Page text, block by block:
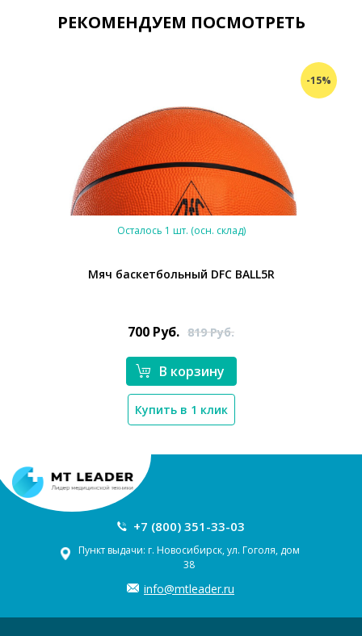
РЕКОМЕНДУЕМ ПОСМОТРЕТЬ
-15%
Осталось 1 шт. (осн. склад)
Мяч баскетбольный DFC BALL5R
700 Руб. 819Руб.
В корзину
Купить в 1 клик
Ваш регион:
+7 (800) 351-33-03
Пункт выдачи: г. Новосибирск, ул. Гоголя, дом
38
info@mtleader.ru